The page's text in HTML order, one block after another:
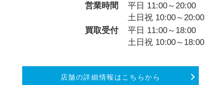
営業時間
平日 11:00～20:00
土日祝 10:00～20:00
買取受付
平日 11:00～18:00
土日祝 10:00～18:00
店舗の詳細情報はこちらから